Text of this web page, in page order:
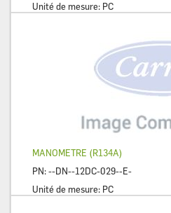
Unité de mesure: PC
MANOMETRE (R134A)
PN:--DN--12DC-029--E-
Unité de mesure: PC